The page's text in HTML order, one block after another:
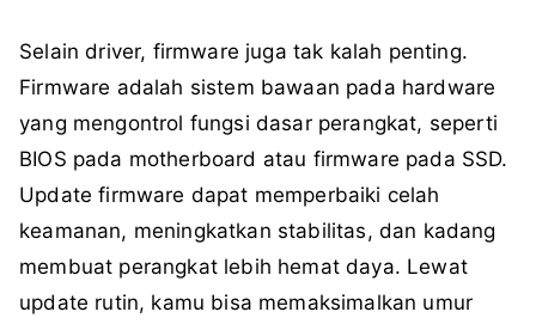
Selain driver, firmware juga tak kalah penting.
Firmware adalah sistem bawaan pada hardware
yang mengontrol fungsi dasar perangkat, seperti
BIOS pada motherboard atau firmware pada SSD.
Update firmware dapat memperbaiki celah
keamanan, meningkatkan stabilitas, dan kadang
membuat perangkat lebih hemat daya. Lewat
update rutin, kamu bisa memaksimalkan umur